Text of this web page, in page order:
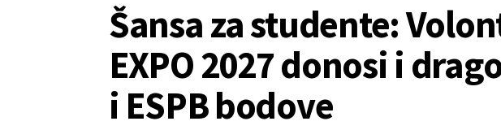
Šansa za studente:
EXPO 2027 donosi i
i ESPB bodove